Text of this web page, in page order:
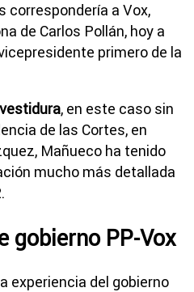
correspondería a Vox,
de Carlos Pollán, hoy a
primero de la
, en este caso sin
de las Cortes, en
Mañueco ha tenido
mucho más detallada
gobierno PP-Vox
experiencia del gobierno